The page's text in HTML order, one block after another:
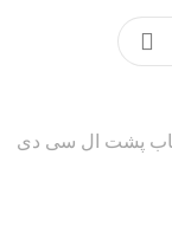
پشت ال سی دی